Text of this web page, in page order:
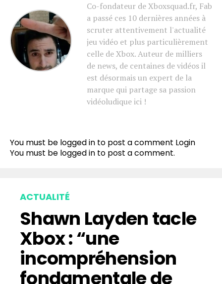
Co-fondateur de Xboxsquad.fr, Fab
a passé ces 10 dernières années à
scruter attentivement l'actualité
jeu vidéo et plus particulièrement
celle de Xbox. Auteur de milliers
de news, de centaines de vidéos il
est désormais un expert de la
marque qui partage sa passion
vidéoludique ici !
You must be logged in to post a comment Login
You must be logged in to post a comment.
ACTUALITÉ
Shawn Layden tacle
Xbox : “une
incompréhension
fondamentale de